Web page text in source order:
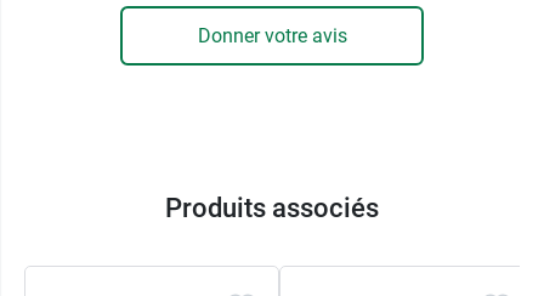
Donner votre avis
Produits associés